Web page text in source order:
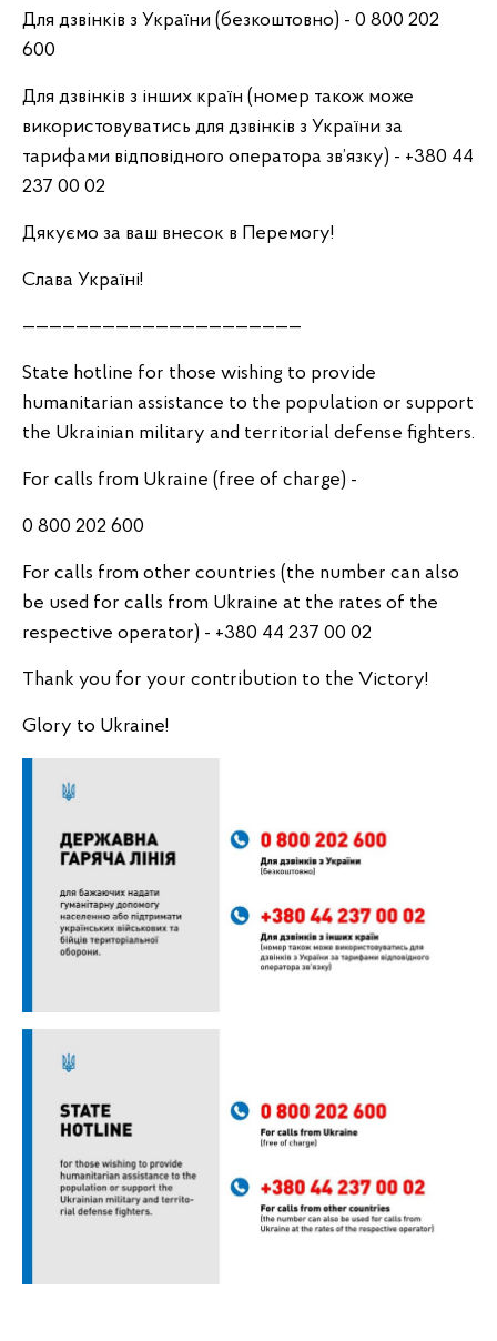
Для дзвінків з України (безкоштовно) - 0 800 202
600
Для дзвінків з інших країн (номер також може
використовуватись для дзвінків з України за
тарифами відповідного оператора зв’язку) - +380 44
237 00 02
Дякуємо за ваш внесок в Перемогу!
Слава Україні!
—————————————————————
State hotline for those wishing to provide
humanitarian assistance to the population or support
the Ukrainian military and territorial defense fighters.
For calls from Ukraine (free of charge) -
0 800 202 600
For calls from other countries (the number can also
be used for calls from Ukraine at the rates of the
respective operator) - +380 44 237 00 02
Thank you for your contribution to the Victory!
Glory to Ukraine!